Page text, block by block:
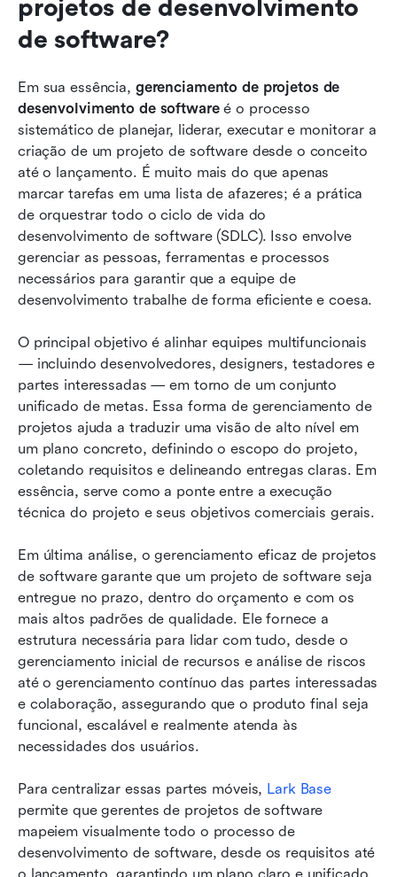
projetos de desenvolvimento
de software?
Em sua essência, gerenciamento de projetos de
desenvolvimento de software é o processo
sistemático de planejar, liderar, executar e monitorar a
criação de um projeto de software desde o conceito
até o lançamento. É muito mais do que apenas
marcar tarefas em uma lista de afazeres; é a prática
de orquestrar todo o ciclo de vida do
desenvolvimento de software (SDLC). Isso envolve
gerenciar as pessoas, ferramentas e processos
necessários para garantir que a equipe de
desenvolvimento trabalhe de forma eficiente e coesa.
O principal objetivo é alinhar equipes multifuncionais
— incluindo desenvolvedores, designers, testadores e
partes interessadas — em torno de um conjunto
unificado de metas. Essa forma de gerenciamento de
projetos ajuda a traduzir uma visão de alto nível em
um plano concreto, definindo o escopo do projeto,
coletando requisitos e delineando entregas claras. Em
essência, serve como a ponte entre a execução
técnica do projeto e seus objetivos comerciais gerais.
Em última análise, o gerenciamento eficaz de projetos
de software garante que um projeto de software seja
entregue no prazo, dentro do orçamento e com os
mais altos padrões de qualidade. Ele fornece a
estrutura necessária para lidar com tudo, desde o
gerenciamento inicial de recursos e análise de riscos
até o gerenciamento contínuo das partes interessadas
e colaboração, assegurando que o produto final seja
funcional, escalável e realmente atenda às
necessidades dos usuários.
Para centralizar essas partes móveis, Lark Base
permite que gerentes de projetos de software
mapeiem visualmente todo o processo de
desenvolvimento de software, desde os requisitos até
o lançamento, garantindo um plano claro e unificado.